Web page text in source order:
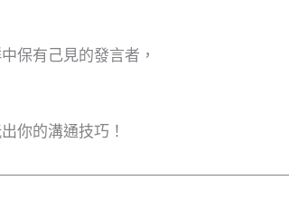
保有己見的發言者，
你的溝通技巧！